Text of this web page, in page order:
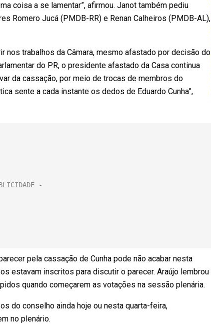
coisa a se lamentar”, afirmou. Janot também pediu
Romero Jucá (PMDB-RR) e Renan Calheiros (PMDB-AL),
nos trabalhos da Câmara, mesmo afastado por decisão do
do PR, o presidente afastado da Casa continua
da cassação, por meio de trocas de membros do
sente a cada instante os dedos de Eduardo Cunha”,
pela cassação de Cunha pode não acabar nesta
estavam inscritos para discutir o parecer. Araújo lembrou
quando começarem as votações na sessão plenária.
do conselho ainda hoje ou nesta quarta-feira,
no plenário.